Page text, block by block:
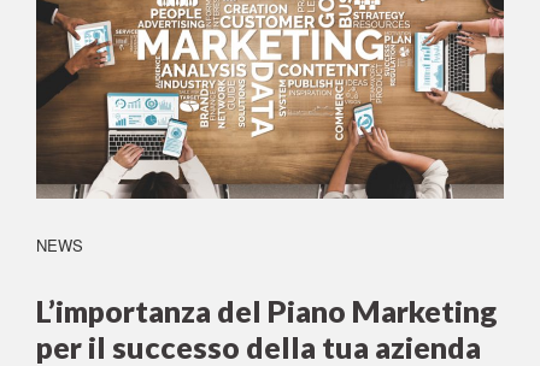
CLIENTI
BLOG
PRESS
CONTATTI
NEWS
L’importanza del Piano Marketing
per il successo della tua azienda